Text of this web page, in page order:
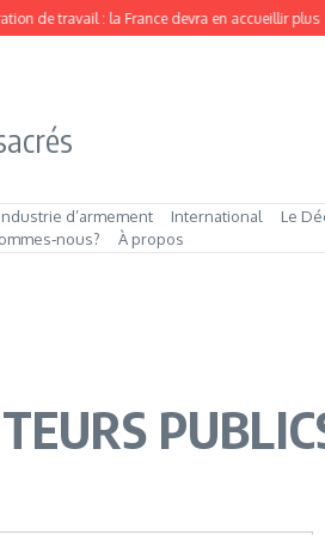
de travail : la France devra en accueillir plus
Industrie d’armement International
Le
À propos